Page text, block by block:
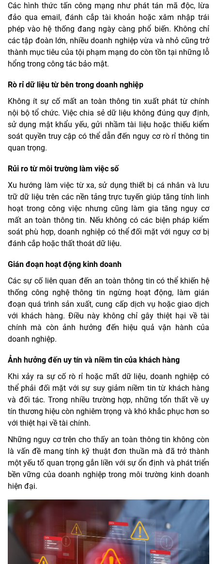
Các hình thức tấn công mạng như phát tán mã độc, lừa
đảo qua email, đánh cắp tài khoản hoặc xâm nhập trái
phép vào hệ thống đang ngày càng phổ biến. Không chỉ
các tập đoàn lớn, nhiều doanh nghiệp vừa và nhỏ cũng trở
thành mục tiêu của tội phạm mạng do còn tồn tại những lỗ
hổng trong công tác bảo mật.
Rò rỉ dữ liệu từ bên trong doanh nghiệp
Không ít sự cố mất an toàn thông tin xuất phát từ chính
nội bộ tổ chức. Việc chia sẻ dữ liệu không đúng quy định,
sử dụng mật khẩu yếu, gửi nhầm tài liệu hoặc thiếu kiểm
soát quyền truy cập có thể dẫn đến nguy cơ rò rỉ thông tin
quan trọng.
Rủi ro từ môi trường làm việc số
Xu hướng làm việc từ xa, sử dụng thiết bị cá nhân và lưu
trữ dữ liệu trên các nền tảng trực tuyến giúp tăng tính linh
hoạt trong công việc nhưng cũng làm gia tăng nguy cơ
mất an toàn thông tin. Nếu không có các biện pháp kiểm
soát phù hợp, doanh nghiệp có thể đối mặt với nguy cơ bị
đánh cắp hoặc thất thoát dữ liệu.
Gián đoạn hoạt động kinh doanh
Các sự cố liên quan đến an toàn thông tin có thể khiến hệ
thống công nghệ thông tin ngừng hoạt động, làm gián
đoạn quá trình sản xuất, cung cấp dịch vụ hoặc giao dịch
với khách hàng. Điều này không chỉ gây thiệt hại về tài
chính mà còn ảnh hưởng đến hiệu quả vận hành của
doanh nghiệp.
Ảnh hưởng đến uy tín và niềm tin của khách hàng
Khi xảy ra sự cố rò rỉ hoặc mất dữ liệu, doanh nghiệp có
thể phải đối mặt với sự suy giảm niềm tin từ khách hàng
và đối tác. Trong nhiều trường hợp, những tổn thất về uy
tín thương hiệu còn nghiêm trọng và khó khắc phục hơn so
với thiệt hại về tài chính.
Những nguy cơ trên cho thấy an toàn thông tin không còn
là vấn đề mang tính kỹ thuật đơn thuần mà đã trở thành
một yếu tố quan trọng gắn liền với sự ổn định và phát triển
bền vững của doanh nghiệp trong môi trường kinh doanh
hiện đại.